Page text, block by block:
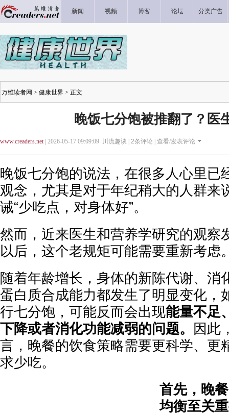
新闻 视频 博客 论坛 分类广告
万维读者网 > 健康世界 > 正文
晚饭七分饱被推翻了？医
www.creaders.net| 2026-05-17 09:09:09 川流趣谈 | 2条评论 | 查看/发表评论
晚饭七分饱的说法，在很多人心里已
观念，尤其是对于年纪稍大的人群来
诫“少吃点，对身体好”。
然而，近来医生和营养学研究的观察
以后，这个老规矩可能需要重新考虑
随着年龄增长，身体的新陈代谢、消
蛋白质合成能力都发生了明显变化，
行七分饱，可能反而会出现能量不足
下降或者消化功能减弱的问题。
因此
言，晚餐的饮食策略需要更科学、更
求少吃。
首先，晚
均衡至关